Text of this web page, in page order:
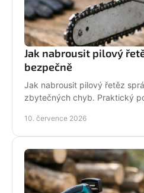
Jak nabrousit pilový
bezpečně
Jak nabrousit pilový řetěz
zbytečných chyb. Praktický
10. července 2026